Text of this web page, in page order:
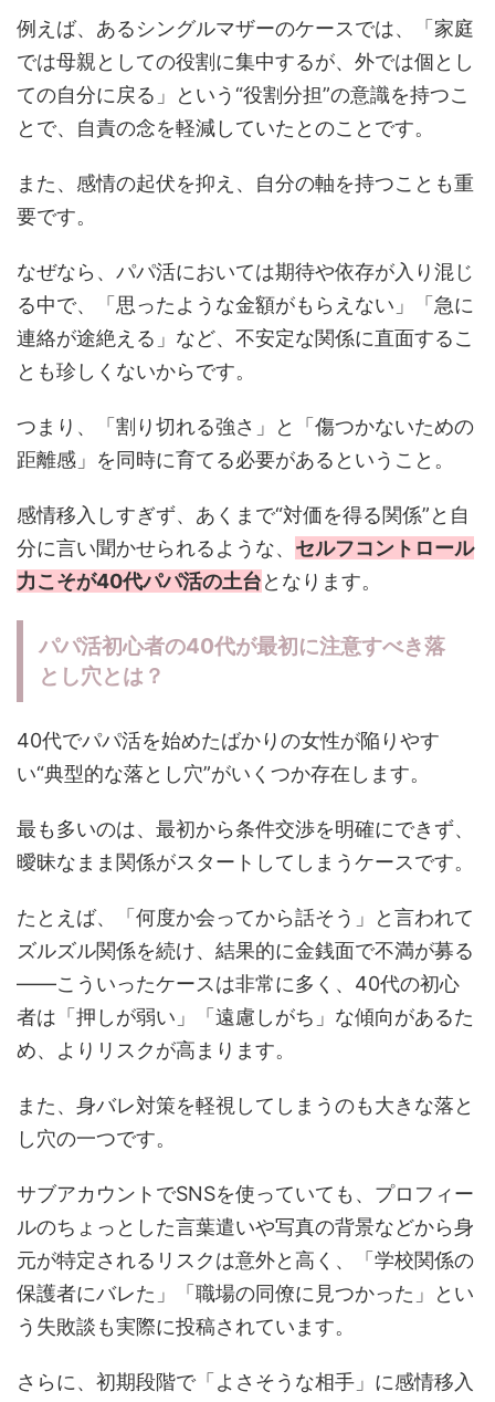
例えば、あるシングルマザーのケースでは、「家庭
では母親としての役割に集中するが、外では個とし
ての自分に戻る」という“役割分担”の意識を持つこ
とで、自責の念を軽減していたとのことです。
また、感情の起伏を抑え、自分の軸を持つことも重
要です。
なぜなら、パパ活においては期待や依存が入り混じ
る中で、「思ったような金額がもらえない」「急に
連絡が途絶える」など、不安定な関係に直面するこ
とも珍しくないからです。
つまり、「割り切れる強さ」と「傷つかないための
距離感」を同時に育てる必要があるということ。
感情移入しすぎず、あくまで“対価を得る関係”と自
分に言い聞かせられるような、 セルフコントロール
力こそが40代パパ活の土台となります。
パパ活初心者の40代が最初に注意すべき落
とし穴とは？
40代でパパ活を始めたばかりの女性が陥りやす
い“典型的な落とし穴”がいくつか存在します。
最も多いのは、最初から条件交渉を明確にできず、
曖昧なまま関係がスタートしてしまうケースです。
たとえば、「何度か会ってから話そう」と言われて
ズルズル関係を続け、結果的に金銭面で不満が募る
――こういったケースは非常に多く、40代の初心
者は「押しが弱い」「遠慮しがち」な傾向があるた
め、よりリスクが高まります。
また、身バレ対策を軽視してしまうのも大きな落と
し穴の一つです。
サブアカウントでSNSを使っていても、プロフィー
ルのちょっとした言葉遣いや写真の背景などから身
元が特定されるリスクは意外と高く、「学校関係の
保護者にバレた」「職場の同僚に見つかった」とい
う失敗談も実際に投稿されています。
さらに、初期段階で「よさそうな相手」に感情移入